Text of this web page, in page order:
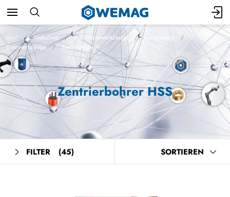
Start Webshop Präzisionswerkzeuge
Zerspanung
Bohrwerkzeuge
Zentrierbohrer
Zentrierbohrer HSS
FILTER (45) SORTIEREN